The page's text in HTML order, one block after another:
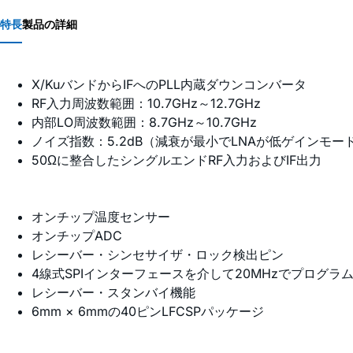
特長製品の詳細
X/KuバンドからIFへのPLL内蔵ダウンコンバータ
RF入力周波数範囲：10.7GHz～12.7GHz
内部LO周波数範囲：8.7GHz～10.7GHz
ノイズ指数：5.2dB（減衰が最小でLNAが低ゲインモード
50Ωに整合したシングルエンドRF入力およびIF出力
オンチップ温度センサー
オンチップADC
レシーバー・シンセサイザ・ロック検出ピン
4線式SPIインターフェースを介して20MHzでプログラ
レシーバー・スタンバイ機能
6mm × 6mmの40ピンLFCSPパッケージ